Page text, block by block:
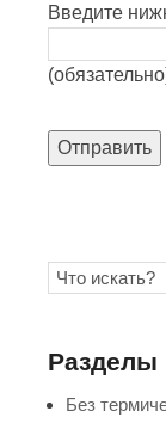
Введите
Отправить
Разделы
Без